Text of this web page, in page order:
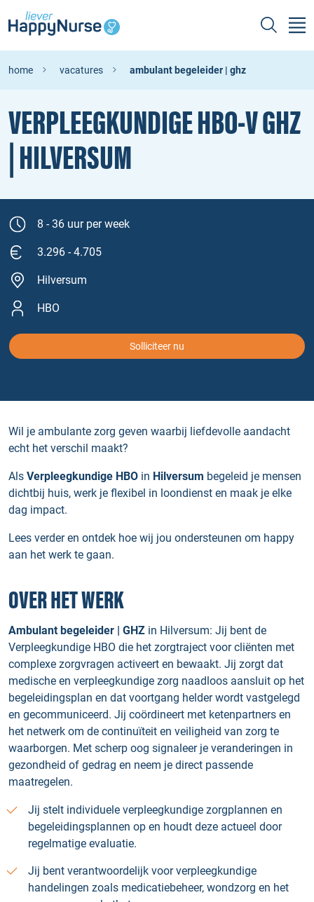
home vacatures ambulant begeleider | ghz
VERPLEEGKUNDIGE HBO‑V GHZ
| HILVERSUM
8 - 36 uur per week
3.296 - 4.705
Hilversum
HBO
Solliciteer nu
Wil je ambulante zorg geven waarbij liefdevolle aandacht
echt het verschil maakt?
Als Verpleegkundige HBO in Hilversum begeleid je mensen
dichtbij huis, werk je flexibel in loondienst en maak je elke
dag impact.
Lees verder en ontdek hoe wij jou ondersteunen om happy
aan het werk te gaan.
OVER HET WERK
Ambulant begeleider | GHZ in Hilversum: Jij bent de
Verpleegkundige HBO die het zorgtraject voor cliënten met
complexe zorgvragen activeert en bewaakt. Jij zorgt dat
medische en verpleegkundige zorg naadloos aansluit op het
begeleidingsplan en dat voortgang helder wordt vastgelegd
en gecommuniceerd. Jij coördineert met ketenpartners en
het netwerk om de continuïteit en veiligheid van zorg te
waarborgen. Met scherp oog signaleer je veranderingen in
gezondheid of gedrag en neem je direct passende
maatregelen.
Jij stelt individuele verpleegkundige zorgplannen en
begeleidingsplannen op en houdt deze actueel door
regelmatige evaluatie.
Jij bent verantwoordelijk voor verpleegkundige
handelingen zoals medicatiebeheer, wondzorg en het